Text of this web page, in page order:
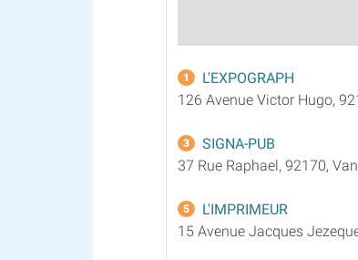
1
L'EXPOGRAPH
126 Avenue Victor Hugo,
3
SIGNA-PUB
37 Rue Raphael, 92170,
5
L'IMPRIMEUR
15 Avenue Jacques